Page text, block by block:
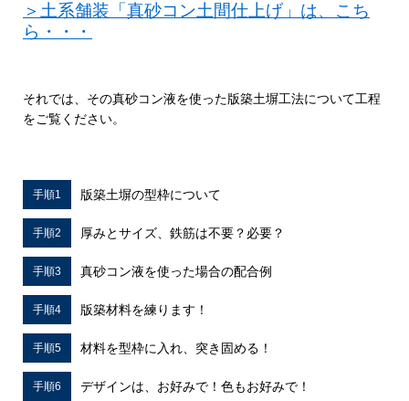
＞土系舗装「真砂コン土間仕上げ」は、こち
ら・・・
それでは、その真砂コン液を使った版築土塀工法について工程
をご覧ください。
手順1 版築土塀の型枠について
手順2 厚みとサイズ、鉄筋は不要？必要？
手順3 真砂コン液を使った場合の配合例
手順4 版築材料を練ります！
手順5 材料を型枠に入れ、突き固める！
手順6 デザインは、お好みで！色もお好みで！